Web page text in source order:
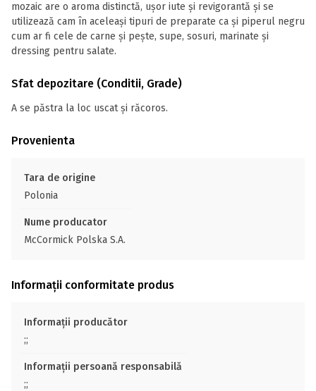
mozaic are o aroma distinctă, uşor iute şi revigorantă şi se
utilizează cam în aceleaşi tipuri de preparate ca şi piperul negru
cum ar fi cele de carne şi peşte, supe, sosuri, marinate şi
dressing pentru salate.
Sfat depozitare (Conditii, Grade)
A se păstra la loc uscat și răcoros.
Provenienta
Tara de origine
Polonia
Nume producator
McCormick Polska S.A.
Informații conformitate produs
Informații producător
;;
Informații persoană responsabilă
;;